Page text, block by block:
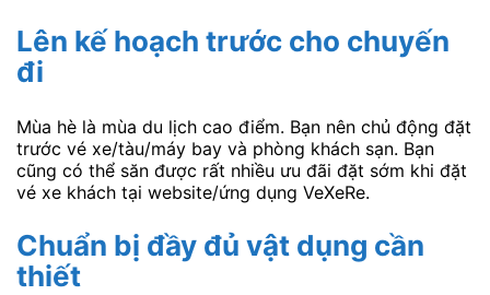
Lên kế hoạch trước cho chuyến
đi
Mùa hè là mùa du lịch cao điểm. Bạn nên chủ động đặt
trước vé xe/tàu/máy bay và phòng khách sạn. Bạn
cũng có thể săn được rất nhiều ưu đãi đặt sớm khi đặt
vé xe khách tại website/ứng dụng VeXeRe.
Chuẩn bị đầy đủ vật dụng cần
thiết